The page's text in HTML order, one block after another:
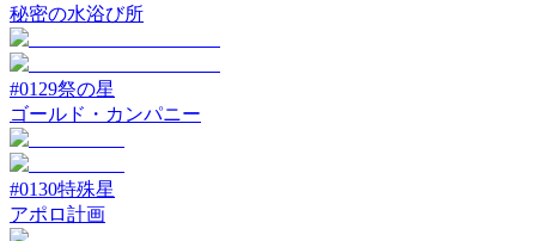
秘密の水浴び所
#0129祭の星
ゴールド・カンパニー
#0130特殊星
アポロ計画